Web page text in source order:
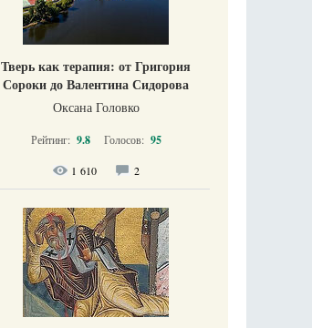
Тверь как терапия: от Григория
Сороки до Валентина Сидорова
Оксана Головко
Рейтинг: 9.8 Голосов: 95
1 610 2